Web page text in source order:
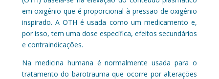
em oxigénio que é proporcional à pressão de oxigénio
inspirado. A OTH é usada como um medicamento e,
por isso, tem uma dose específica, efeitos secundários
e contraindicações.
Na medicina humana é normalmente usada para o
tratamento do barotrauma que ocorre por alterações